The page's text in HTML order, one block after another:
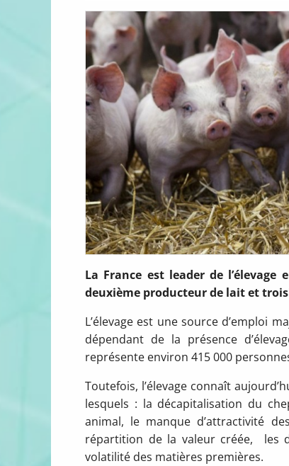
La France est leader de
deuxième producteur de lait et
L’élevage est une source d’emploi
dépendant de la présence
représente environ 415 000
Toutefois, l’élevage connaît
lesquels : la décapitalisation du
animal, le manque d’attractivité
répartition de la valeur créée, les
volatilité des matières premières.